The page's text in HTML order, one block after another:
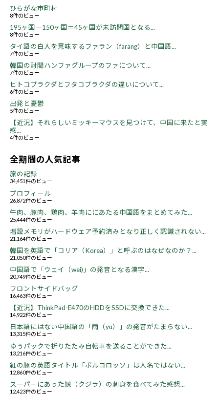
ひらがな市町村
8件のビュー
195ヶ国－150ヶ国＝45ヶ国が未訪問国となる...
8件のビュー
タイ語の白人を意味するファラン（farang）と中国語...
7件のビュー
韓国の財閥ハンファグループのファについて...
7件のビュー
ヒトコブラクダとフタコブラクダの違いについて...
6件のビュー
出発と憂鬱
5件のビュー
【近況】それらしいミッキーマウスを見つけて、中国に来たと実
感...
4件のビュー
全期間の人気記事
旅の記録
34,451件のビュー
プロフィール
26,872件のビュー
牛肉、豚肉、鶏肉、羊肉ににあたる中国語をまとめてみた...
25,444件のビュー
増設メモリがハードウェア予約済みとなり正しく認識されない...
21,164件のビュー
韓国を英語で「コリア（Korea）」と呼ぶのはなぜなのか？...
21,050件のビュー
中国語で「ウェイ（wei)」の発音となる漢字...
20,749件のビュー
フロントサイドバッグ
16,463件のビュー
【近況】ThinkPad-E470のHDDをSSDに交換できた...
14,922件のビュー
日本語にはない中国語の「雨（yu）」の発音がたまらない...
13,315件のビュー
ゆうパックで折りたたみ自転車を送ることができた...
13,216件のビュー
紅の豚の英語タイトル「ポルコロッソ」は人名ではない...
12,860件のビュー
スーパーにあった鯨（クジラ）の刺身を食べてみた感想...
12,423件のビュー